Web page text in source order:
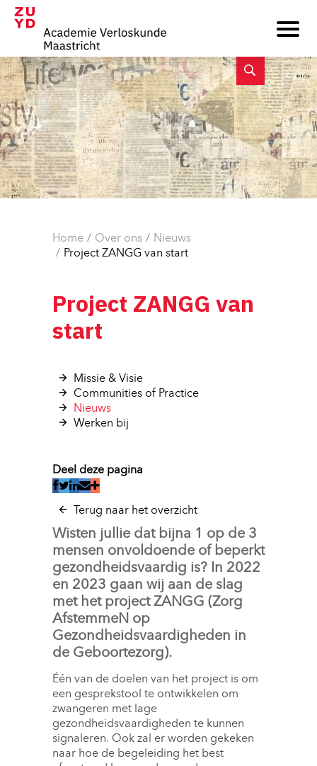
Home Over ons
Nieuws
Project ZANGG van start
Project ZANGG van
start
Missie & Visie
Communities of Practice
Nieuws
Werken bij
Deel deze pagina
Terug naar het overzicht
Wisten jullie dat bijna 1 op de 3
mensen onvoldoende of beperkt
gezondheidsvaardig is? In 2022
en 2023 gaan wij aan de slag
met het project ZANGG (Zorg
AfstemmeN op
Gezondheidsvaardigheden in
de Geboortezorg).
Één van de doelen van het project is om
een gesprekstool te ontwikkelen om
zwangeren met lage
gezondheidsvaardigheden te kunnen
signaleren. Ook zal er worden gekeken
naar hoe de begeleiding het best